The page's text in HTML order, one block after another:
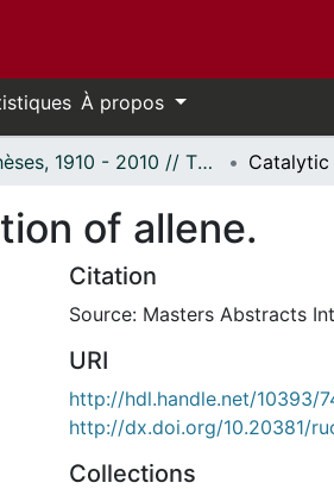
À propos
Thèses, 1910 - 2010 // Theses, 1910 - 2010
of allene.
Citation
Source: Masters Abstracts
URI
http://hdl.handle.net/10393/
http://dx.doi.org/10.20381/
Collections